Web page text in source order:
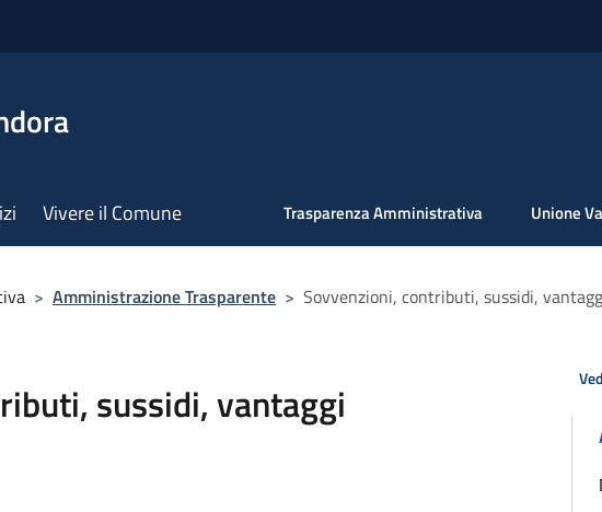
Vivere il Comune Trasparenza Amministrativa Unione
> Amministrazione Trasparente > Sovvenzioni, contributi, sussidi,
sussidi, vantaggi